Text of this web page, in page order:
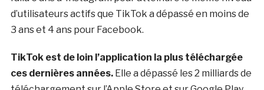
d’utilisateurs actifs que TikTok a dépassé en moins de
3 ans et 4 ans pour Facebook.
TikTok est de loin l’application la plus téléchargée
ces dernières années.Elle a dépassé les 2 milliards de